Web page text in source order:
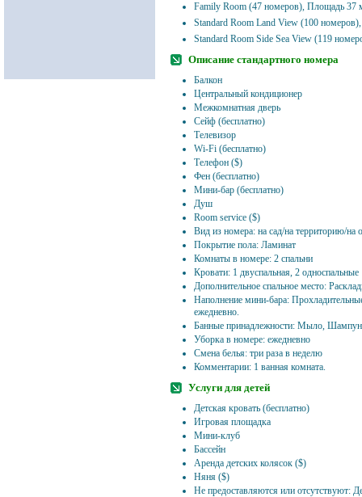
Family Room (47 номеров), Площадь 37
Standard Room Land View (100
Standard Room Side Sea View (119
Описание стандартного номера
Балкон
Центральный кондиционер
Межкомнатная дверь
Сейф (бесплатно)
Телевизор
Wi-Fi (бесплатно)
Телефон ($)
Фен (бесплатно)
Мини-бар (бесплатно)
Душ
Room service ($)
Вид из номера: на сад/на территорию/на
Покрытие пола: Ламинат
Комнаты в номере: 2 спальни
Кровати: 1 двуспальная, 2 односпальные
Дополнительное спальное место:
Наполнение мини-бара:
ежедневно.
Банные принадлежности: Мыло,
Уборка в номере: ежедневно
Смена белья: три раза в неделю
Комментарии: 1 ванная комната.
Услуги для детей
Детская кровать (бесплатно)
Игровая площадка
Мини-клуб
Бассейн
Аренда детских колясок ($)
Няня ($)
Не предоставляются или отсутствуют: